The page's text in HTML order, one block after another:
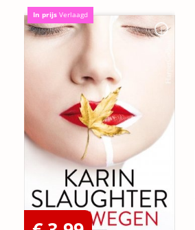
In prijs Verlaagd